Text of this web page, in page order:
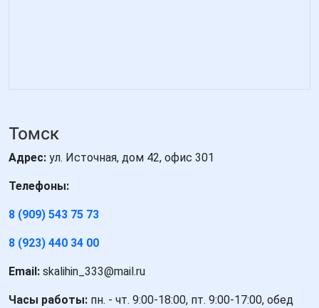
Томск
Адрес: ул. Источная, дом 42, офис 301
Телефоны:
8 (909) 543 75 73
8 (923) 440 34 00
Email: skalihin_333@mail.ru
Часы работы: пн. - чт. 9:00-18:00, пт. 9:00-17:00, обед